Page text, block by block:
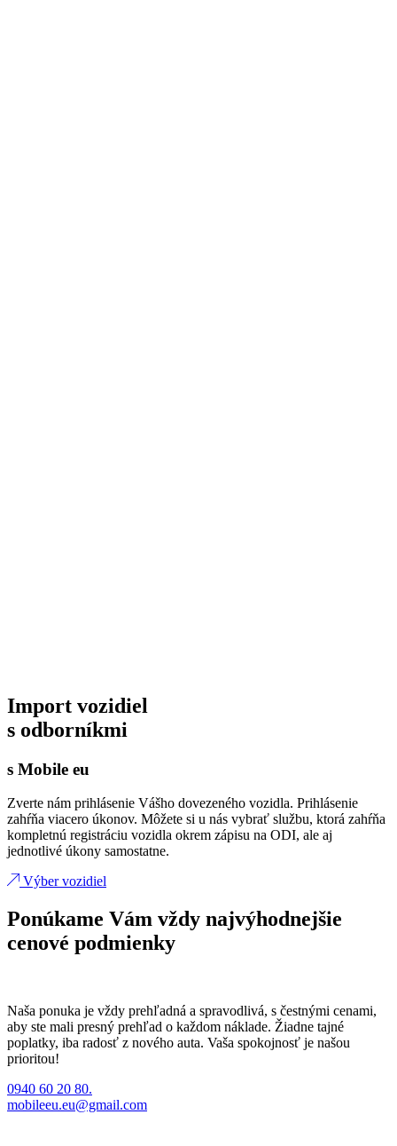
Import vozidiel
s odborníkmi
s Mobile eu
Zverte nám prihlásenie Vášho dovezeného vozidla. Prihlásenie
zahŕňa viacero úkonov. Môžete si u nás vybrať službu, ktorá zahŕňa
kompletnú registráciu vozidla okrem zápisu na ODI, ale aj
jednotlivé úkony samostatne.
Výber vozidiel
Ponúkame Vám vždy najvýhodnejšie
cenové podmienky
Naša ponuka je vždy prehľadná a spravodlivá, s čestnými cenami,
aby ste mali presný prehľad o každom náklade. Žiadne tajné
poplatky, iba radosť z nového auta. Vaša spokojnosť je našou
prioritou!
0940 60 20 80.
mobileeu.eu@gmail.com